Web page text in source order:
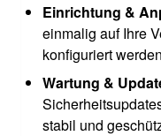
Einrichtung &
einmalig auf Ihre
konfiguriert
Wartung &
stabil und